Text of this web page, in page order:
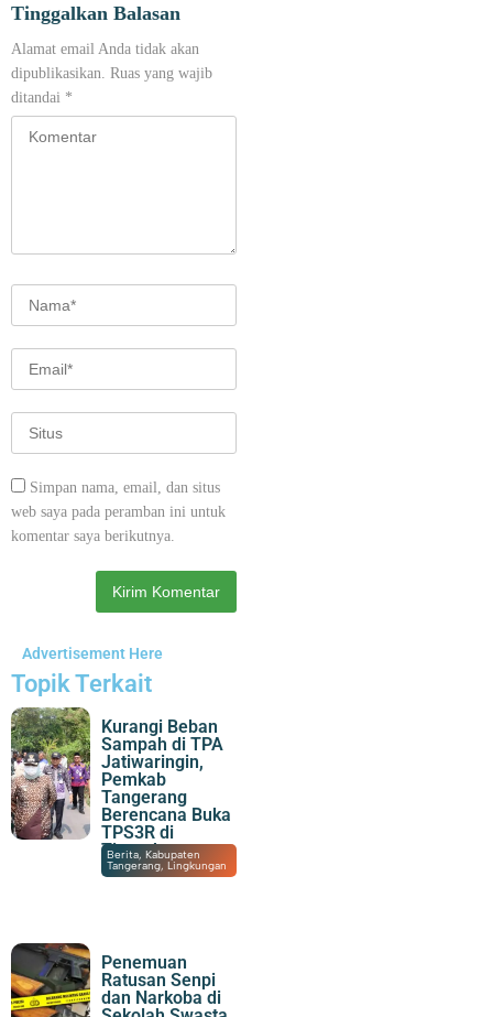
Tinggalkan Balasan
Alamat email Anda tidak akan
dipublikasikan. Ruas yang wajib
ditandai *
Simpan nama, email, dan situs
web saya pada peramban ini untuk
komentar saya berikutnya.
Advertisement Here
Topik Terkait
Kurangi Beban
Sampah di TPA
Jatiwaringin,
Pemkab
Tangerang
Berencana Buka
TPS3R di
Tigaraksa
06/08/2026|21:51
Berita,Kabupaten
Tangerang,Lingkungan
Penemuan
Ratusan Senpi
dan Narkoba di